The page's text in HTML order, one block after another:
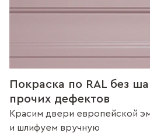
Покраска по RAL без
прочих дефектов
Красим двери европейской
и шлифуем вручную